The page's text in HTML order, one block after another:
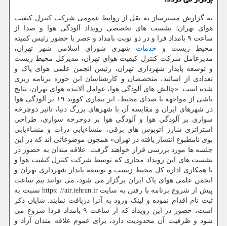
به گزارش مسیرساز به نقل از روابط عمومی شرکت کنترل کیفیت
هوای تهران؛ نشست های تخصصی رویداد آلودگی هوا و صدا از
ساعت ۹ بامداد فرا و در دو نوبت بامداد و عصر با حضور رئیس کمیته
محیط زیست و خدمات شهری شورای اسلامی شهر تهران،
مدیرعامل شرکت کنترل کیفیت هوای تهران، مدیرکل محیط زیست
و توسعه پایدار شهرداری تهران، رئیس انجمن علمی هوای پاک و
تعدادی از اساتید، متخصصان و کارشناسان این حوزه برنامه ریزی
شده است. «چالش های آلودگی هوا، عوامل آلاینده هوای تهران، نتایج
ناشی از مواجهه با صدای محیط، اثر بیماری کووید ۱۹ بر آلودگی هوا
در شهرهای ایران و مقایسه آن با شهرهای بزرگ دنیا، تاثیر دوچرخه
سواری بر آلودگی هوا و آلودگی هوا بر دوچرخه سواری، طراحی
استراتژی شارژ اتوبوس های برقی، منشاءیابی ذرات و منشاءیابی
بوی نامطبوع انتشار یافته در تهران» همچون موضوعاتی اند که در این
جلسه ها مورد بررسی قرار خواهند گرفت. علاقه مندان به حضور در
نشست های این رویداد مجازی که توسط شرکت کنترل کیفیت هوا و
با همکاری اداره کل محیط زیست و توسعه پایدار شهرداری تهران و
انجمن علمی هوای پاک ایران برگزار می شود، می توانند نیم ساعت
پیش از شروع برنامه با رفتن به سایت https: //air.tehran.ir نسبت به
ثبت نام اقدام نموده و لینک ورود به آنرا دریافت نمایند. شایان ذکر
است، حضور در این رویداد که از ساعت ۹ بامداد فردا شروع می
شود و ظرفیت آن محدودیت دارد، برای عموم علاقه مندان آزاد و